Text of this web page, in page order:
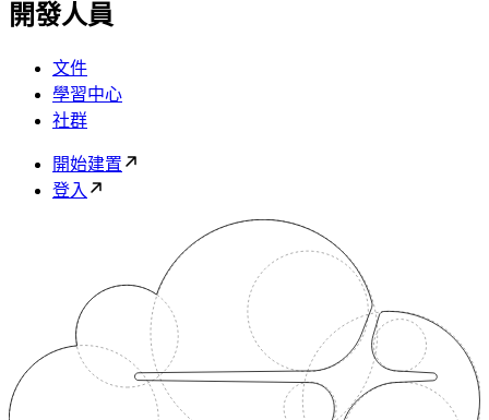
開發人員
文件
學習中心
社群
開始建置
登入